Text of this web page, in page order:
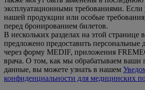
эксплуатационными требованиями. Если
нашей продукции или особые
перед бронированием билетов.
В нескольких разделах на этой странице
предложено предоставить персональные
через форму MEDIF, приложения
врача. О том, как мы обрабатываем ваши
данные, вы можете узнать в нашем
конфиденциальности для медицинских